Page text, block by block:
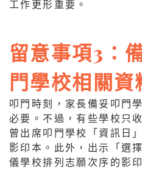
工作更形重要。
留意事項3：
門學校相關資
叩門時刻，家長備妥叩門
必要。不過，有些學校只
曾出席叩門學校「資訊日
影印本。此外，出示「選
儀學校排列志願次序的影